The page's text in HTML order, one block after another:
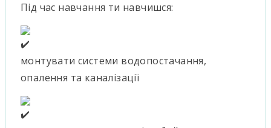
Під час навчання ти навчишся:
монтувати системи водопостачання,
опалення та каналізації